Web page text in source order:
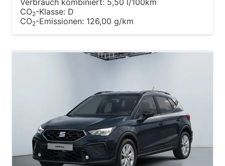
CO2-Klasse: D
CO2-Emissionen: 126,00 g/km